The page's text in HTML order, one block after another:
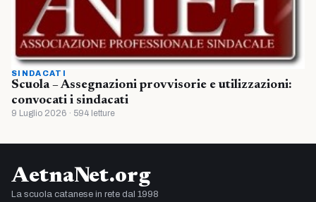
SINDACATI
Scuola – Assegnazioni provvisorie e utilizzazioni:
convocati i sindacati
9 Luglio 2026 · 594 letture
AetnaNet.org
La scuola catanese in rete dal 1998